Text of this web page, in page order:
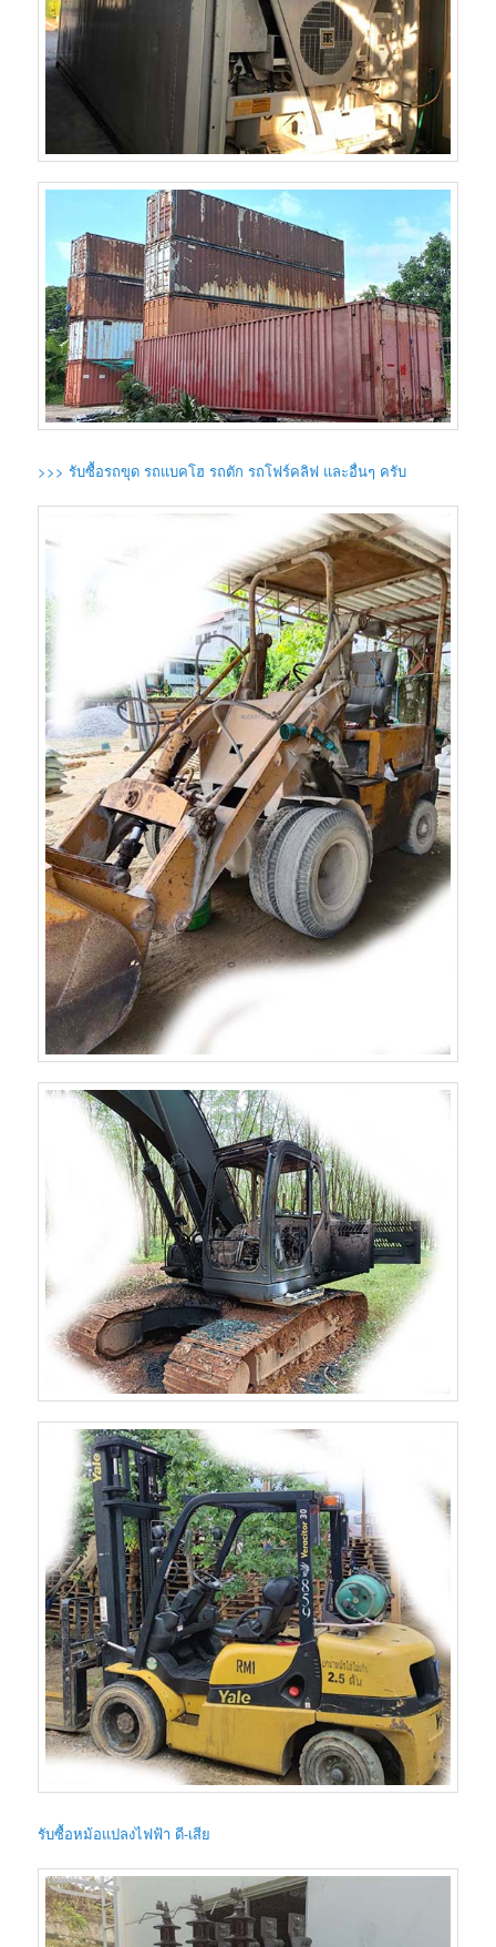
>>> รับซื้อรถขุด รถแบคโฮ รถตัก รถโฟร์คลิฟ และอื่นๆ ครับ
รับซื้อหม้อแปลงไฟฟ้า ดี-เสีย